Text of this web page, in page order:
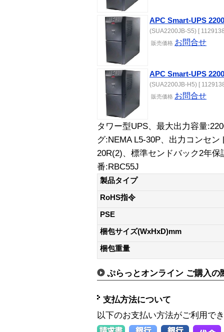
APC Smart-UPS
(SUA2200JB-S5) [
販売価格 お問合せ
APC Smart-UPS
(SUA2200JB-H5) [
販売価格 お問合せ
タワー型UPS、最大出力容量
グ:NEMA L5-30P、出力コンセ
20R(2)、標準センドバック2年
番:RBC55J
製品タイプ
RoHS指令
PSE
梱包サイズ(WxHxD)mm
梱包重量
ぷらっとオンライン ご購入の
支払方法について
以下のお支払い方法がご利用で